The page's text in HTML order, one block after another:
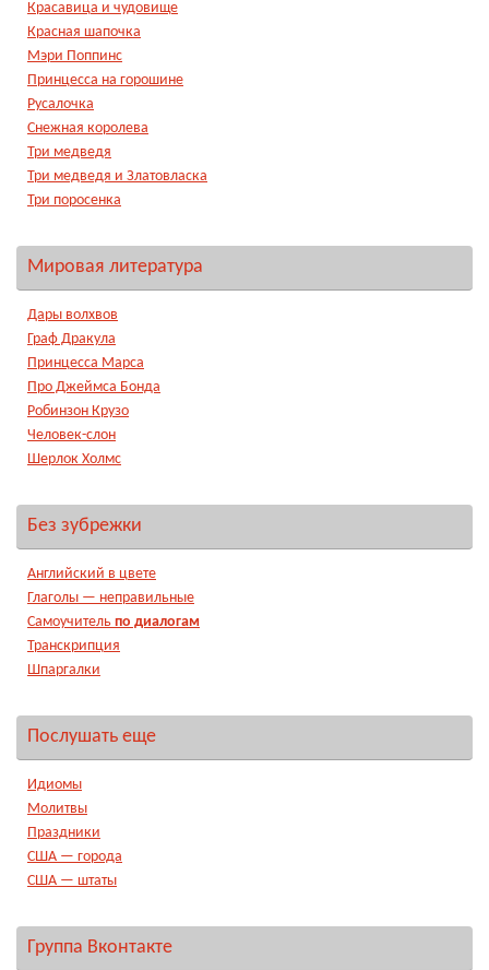
Красавица и чудовище
Красная шапочка
Мэри Поппинс
Принцесса на горошине
Русалочка
Снежная королева
Три медведя
Три медведя и Златовласка
Три поросенка
Мировая литература
Дары волхвов
Граф Дракула
Принцесса Марса
Про Джеймса Бонда
Робинзон Крузо
Человек-слон
Шерлок Холмс
Без зубрежки
Английский в цвете
Глаголы — неправильные
Самоучитель по диалогам
Транскрипция
Шпаргалки
Послушать еще
Идиомы
Молитвы
Праздники
США — города
США — штаты
Группа Вконтакте